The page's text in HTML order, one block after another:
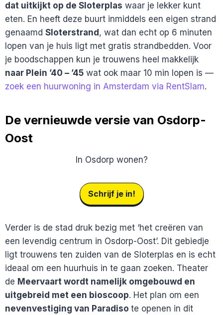
dat uitkijkt op de Sloterplas waar je lekker kunt
eten. En heeft deze buurt inmiddels een eigen strand
genaamd Sloterstrand , wat dan echt op 6 minuten
lopen van je huis ligt met gratis strandbedden. Voor
je boodschappen kun je trouwens heel makkelijk
naar Plein ’40 – ’45 wat ook maar 10 min lopen is —
zoek een huurwoning in Amsterdam via RentSlam.
De vernieuwde versie van Osdorp-
Oost
In Osdorp wonen?
Schrijf je in!
Verder is de stad druk bezig met ‘het creëren van
een levendig centrum in Osdorp-Oost’. Dit gebiedje
ligt trouwens ten zuiden van de Sloterplas en is echt
ideaal om een huurhuis in te gaan zoeken. Theater
de Meervaart wordt namelijk omgebouwd en
uitgebreid met een bioscoop. Het plan om een
nevenvestiging van Paradiso te openen in dit